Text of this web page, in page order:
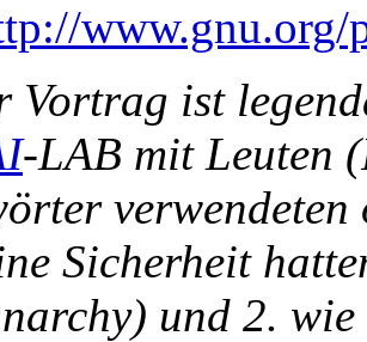
Vortrag ist
-LAB mit Leuten
Sicherheit
und 2.